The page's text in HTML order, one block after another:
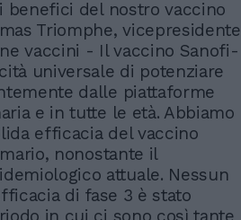
benefici del nostro vaccino
Triomphe, vicepresidente
vaccini - Il vaccino Sanofi-
universale di potenziare
dalle piattaforme
e in tutte le età. Abbiamo
efficacia del vaccino
nonostante il
attuale. Nessun
di fase 3 è stato
in cui ci sono così tante